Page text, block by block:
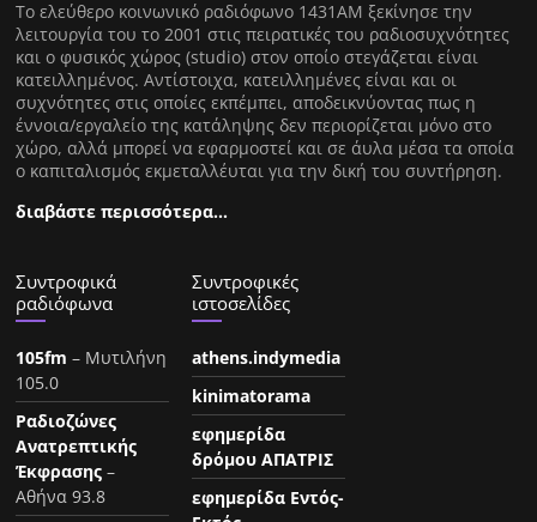
Tο ελεύθερο κοινωνικό ραδιόφωνο 1431AM ξεκίνησε την
λειτουργία του το 2001 στις πειρατικές του ραδιοσυχνότητες
και ο φυσικός χώρος (studio) στον οποίο στεγάζεται είναι
κατειλλημένος. Αντίστοιχα, κατειλλημένες είναι και οι
συχνότητες στις οποίες εκπέμπει, αποδεικνύοντας πως η
έννοια/εργαλείο της κατάληψης δεν περιορίζεται μόνο στο
χώρο, αλλά μπορεί να εφαρμοστεί και σε άυλα μέσα τα οποία
ο καπιταλισμός εκμεταλλέυται για την δική του συντήρηση.
διαβάστε περισσότερα…
Συντροφικά
ραδιόφωνα
105fm – Μυτιλήνη
105.0
Ραδιοζώνες
Ανατρεπτικής
Έκφρασης –
Αθήνα 93.8
Συντροφικές
ιστοσελίδες
athens.indymedia
kinimatorama
εφημερίδα
δρόμου ΑΠΑΤΡΙΣ
εφημερίδα Εντός-